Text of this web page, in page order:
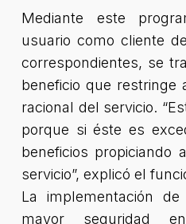
Mediante este
usuario como cliente
correspondientes, se
beneficio que restringe
racional del servicio.
porque si éste es
beneficios propiciando
servicio”, explicó el
La implementación
mayor seguridad